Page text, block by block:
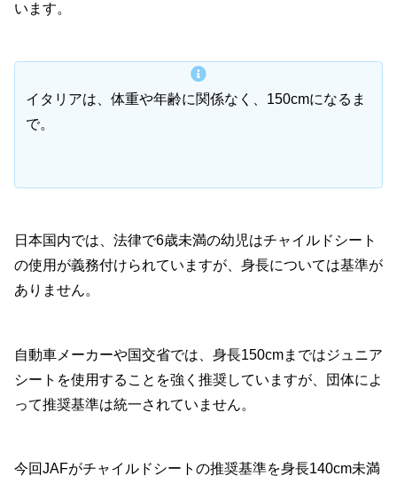
います。
イタリアは、体重や年齢に関係なく、150cmになるま
で。
日本国内では、法律で6歳未満の幼児はチャイルドシート
の使用が義務付けられていますが、身長については基準が
ありません。
自動車メーカーや国交省では、身長150cmまではジュニア
シートを使用することを強く推奨していますが、団体によ
って推奨基準は統一されていません。
今回JAFがチャイルドシートの推奨基準を身長140cm未満